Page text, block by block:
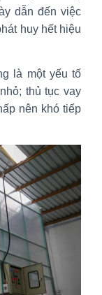
dẫn đến việc
huy hết hiệu
là một yếu tố
thủ tục vay
nên khó tiếp